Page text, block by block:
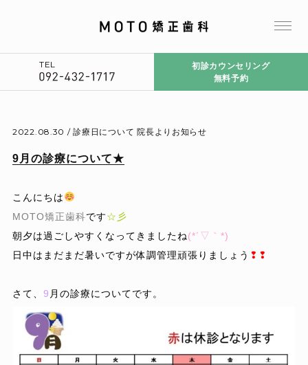
TEL
初診カウンセリング
無料予約
2022.08.30 /診療日について 院長よりお知らせ
9月の診療について★
こんにちは
MOTO矯正歯科です☆彡
朝夕は過ごしやすくなってきましたね(*´▽｀*)
日中はまだまだ暑いですが体調管理頑張りましょう ❢❢
さて、 9 月の診療についてです。